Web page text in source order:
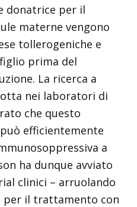
donatrice per il
materne vengono
tollerogeniche e
prima del
La ricerca a
nei laboratori di
che questo
efficientemente
a
ha dunque avviato
clinici – arruolando
per il trattamento con